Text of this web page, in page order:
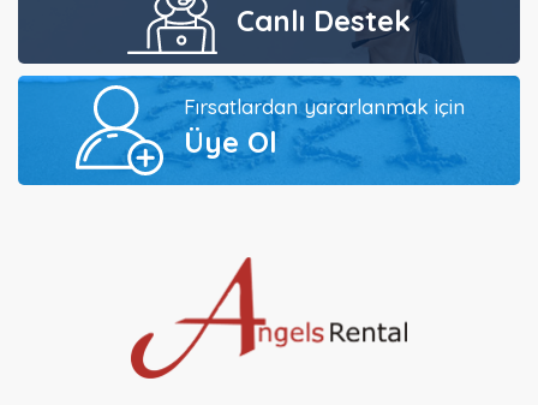
Canlı Destek
Fırsatlardan yararlanmak için
Üye Ol